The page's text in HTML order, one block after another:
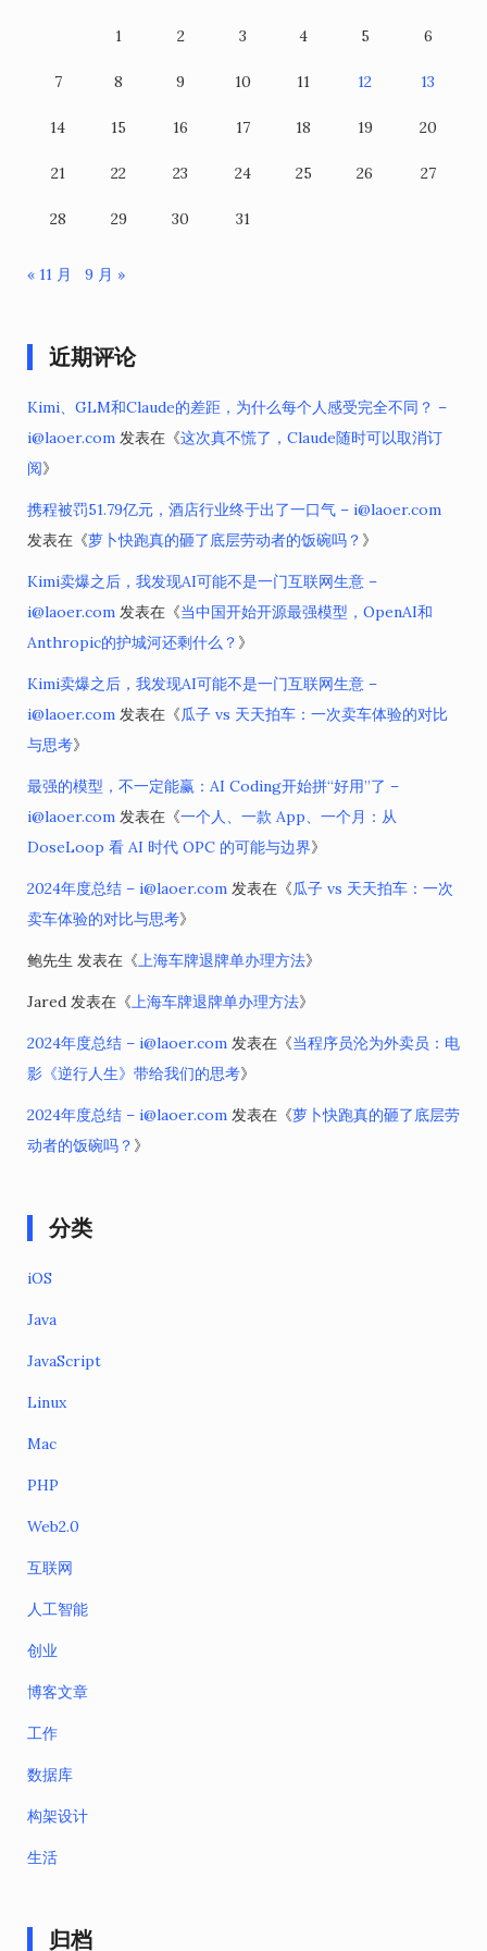
1 2 3 4 5 6
7 8 9 10 11 12 13
14 15 16 17 18 19 20
21 22 23 24 25 26 27
28 29 30 31
« 11 月 9 月 »
近期评论
Kimi、GLM和Claude的差距，为什么每个人感受完全不同？ –
i@laoer.com 发表在《这次真不慌了，Claude随时可以取消订
阅》
携程被罚51.79亿元，酒店行业终于出了一口气 – i@laoer.com
发表在《萝卜快跑真的砸了底层劳动者的饭碗吗？ 》
Kimi卖爆之后，我发现AI可能不是一门互联网生意 –
i@laoer.com 发表在《当中国开始开源最强模型，OpenAI和
Anthropic的护城河还剩什么？ 》
Kimi卖爆之后，我发现AI可能不是一门互联网生意 –
i@laoer.com 发表在《瓜子 vs 天天拍车：一次卖车体验的对比
与思考》
最强的模型，不一定能赢：AI Coding开始拼“好用”了 –
i@laoer.com 发表在《一个人、一款 App、一个月：从
DoseLoop 看 AI 时代 OPC 的可能与边界》
2024年度总结 – i@laoer.com 发表在《瓜子 vs 天天拍车：一次
卖车体验的对比与思考》
鲍先生 发表在《上海车牌退牌单办理方法》
Jared 发表在《上海车牌退牌单办理方法》
2024年度总结 – i@laoer.com 发表在《当程序员沦为外卖员：电
影《逆行人生》带给我们的思考》
2024年度总结 – i@laoer.com 发表在《萝卜快跑真的砸了底层劳
动者的饭碗吗？ 》
分类
iOS
Java
JavaScript
Linux
Mac
PHP
Web2.0
互联网
人工智能
创业
博客文章
工作
数据库
构架设计
生活
归档